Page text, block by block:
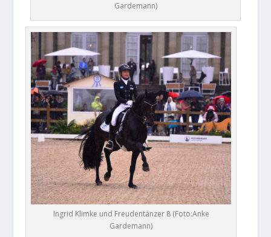
Gardemann)
Ingrid Klimke und Freudentänzer 8 (Foto:Anke
Gardemann)